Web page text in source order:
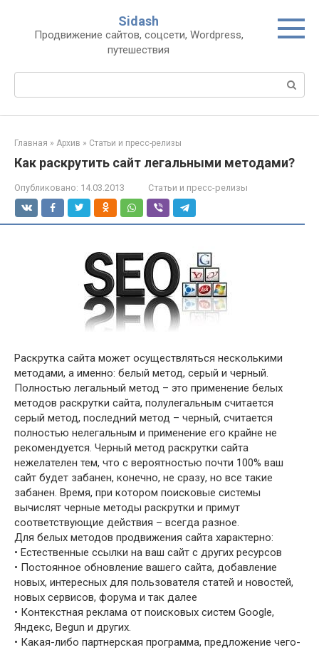
контенту
Sidash
Продвижение сайтов, соцсети, Wordpress,
путешествия
Главная » Архив » Статьи и пресс-релизы
Как раскрутить сайт легальными методами?
Опубликовано: 14.03.2013 Статьи и пресс-релизы
Раскрутка сайта может осуществляться несколькими
методами, а именно: белый метод, серый и черный.
Полностью легальный метод – это применение белых
методов раскрутки сайта, полулегальным считается
серый метод, последний метод – черный, считается
полностью нелегальным и применение его крайне не
рекомендуется. Черный метод раскрутки сайта
нежелателен тем, что с вероятностью почти 100% ваш
сайт будет забанен, конечно, не сразу, но все такие
забанен. Время, при котором поисковые системы
вычислят черные методы раскрутки и примут
соответствующие действия – всегда разное.
Для белых методов продвижения сайта характерно:
• Естественные ссылки на ваш сайт с других ресурсов
• Постоянное обновление вашего сайта, добавление
новых, интересных для пользователя статей и новостей,
новых сервисов, форума и так далее
• Контекстная реклама от поисковых систем Google,
Яндекс, Begun и других.
• Какая-либо партнерская программа, предложение чего-